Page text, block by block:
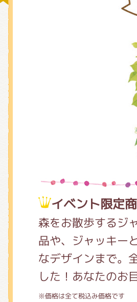
イベント限定
森をお散歩するジ
品や、ジャッキー
なデザインまで。
した！あなたのお
※価格は全て税込み価格です
チア ジャッキ
くまのがっこ
くまのがっこ